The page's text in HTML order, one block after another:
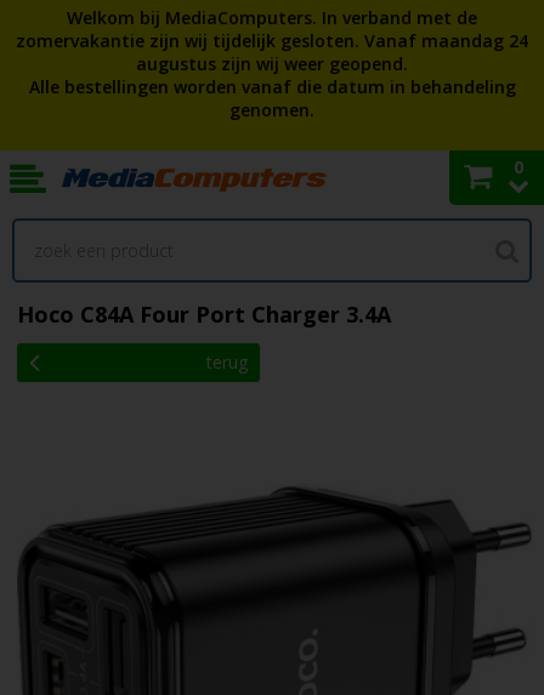
Welkom bij MediaComputers. In verband met de
zomervakantie zijn wij tijdelijk gesloten. Vanaf maandag 24
augustus zijn wij weer geopend.
Alle bestellingen worden vanaf die datum in behandeling
genomen.
0
Hoco C84A Four Port Charger 3.4A
terug